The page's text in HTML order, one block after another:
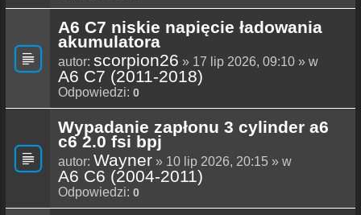
A6 C7 niskie napięcie ładowania
akumulatora
autor: scorpion26 » 17 lip 2026, 09:10 » w
A6 C7 (2011-2018)
Odpowiedzi: 0
Wypadanie zapłonu 3 cylinder a6
c6 2.0 fsi bpj
autor: Wayner » 10 lip 2026, 20:15 » w
A6 C6 (2004-2011)
Odpowiedzi: 0